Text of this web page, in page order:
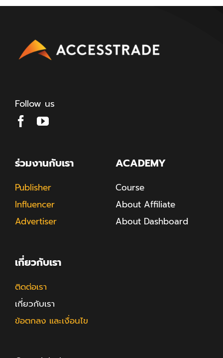
Follow us
ร่วมงานกับเรา
Publisher
Influencer
Advertiser
ACADEMY
Course
About Affiliate
About Dashboard
เกี่ยวกับเรา
ติดต่อเรา
เกี่ยวกับเรา
ข้อตกลง และเงื่อนไข